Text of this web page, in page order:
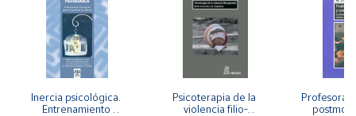
Inercia psicológica.
Entrenamiento
Psicoterapia de la
violencia filio-